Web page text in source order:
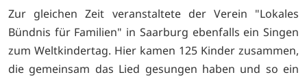
Zur gleichen Zeit veranstaltete der Verein "Lokales
Bündnis für Familien" in Saarburg ebenfalls ein Singen
zum Weltkindertag. Hier kamen 125 Kinder zusammen,
die gemeinsam das Lied gesungen haben und so ein